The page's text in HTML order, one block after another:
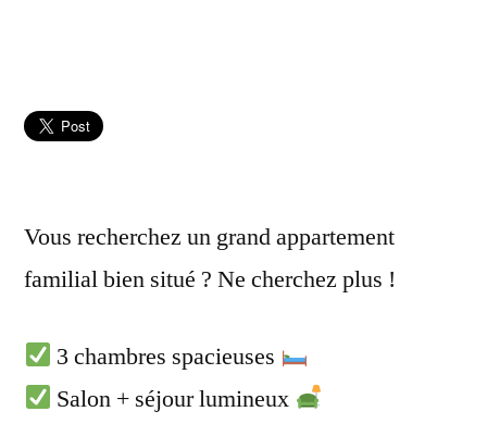
Vous recherchez un grand appartement
familial bien situé ? Ne cherchez plus !
3 chambres spacieuses
Salon + séjour lumineux